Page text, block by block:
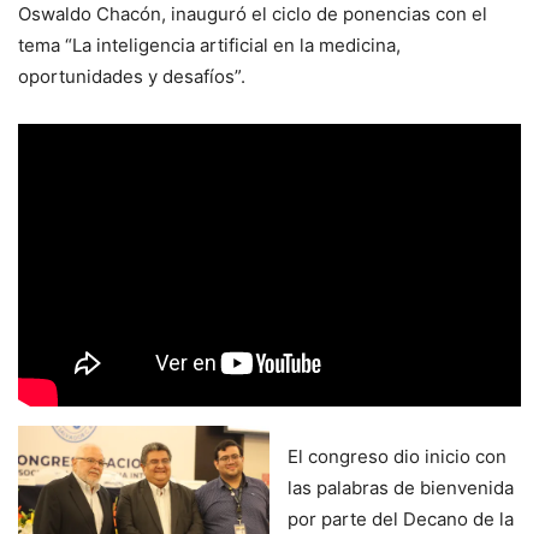
Oswaldo Chacón, inauguró el ciclo de ponencias con el
tema “La inteligencia artificial en la medicina,
oportunidades y desafíos”.
El congreso dio inicio con
las palabras de bienvenida
por parte del Decano de la